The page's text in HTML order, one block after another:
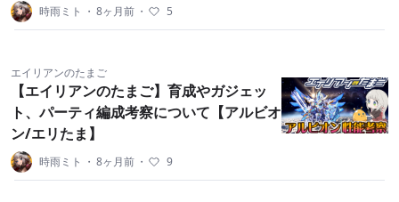
時雨ミト ・ 8ヶ月前 ・ 5
エイリアンのたまご
【エイリアンのたまご】育成やガジェッ
ト、パーティ編成考察について【アルビオ
ン/エリたま】
時雨ミト ・ 8ヶ月前 ・ 9